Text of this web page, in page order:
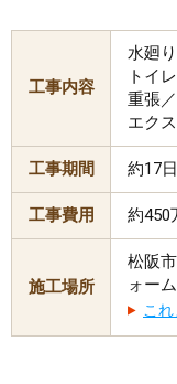
工事内容
水廻
トイ
重張
エク
工事期間 約17日
工事費用 約450
施工場所
松阪
ォー
こ